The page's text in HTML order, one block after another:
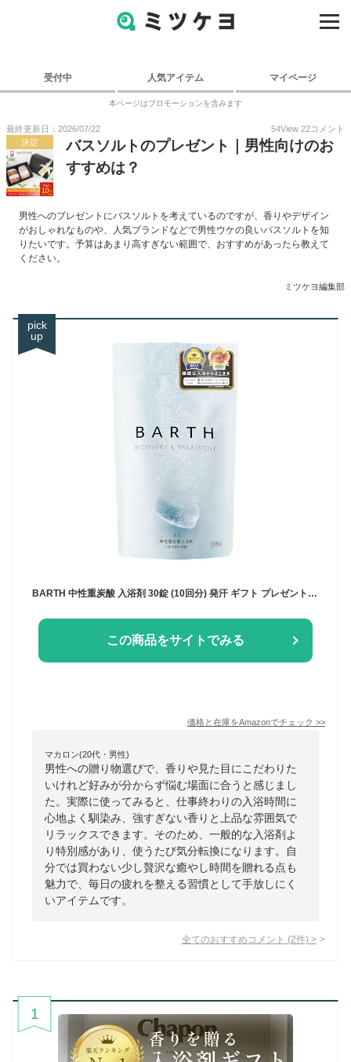
受付中 人気アイテム マイページ
本ページはプロモーションを含みます
最終更新日：2026/07/22 54View 22コメント
決定
バスソルトのプレゼント｜男性向けのお
すすめは？
男性へのプレゼントにバスソルトを考えているのですが、香りやデザイン
がおしゃれなものや、人気ブランドなどで男性ウケの良いバスソルトを知
りたいです。予算はあまり高すぎない範囲で、おすすめがあったら教えて
ください。
ミツケヨ編集部
pick
up
BARTH 中性重炭酸 入浴剤 30錠 (10回分) 発汗 ギフト プレゼント 医薬部外品
この商品をサイトでみる
価格と在庫をAmazonでチェック >>
マカロン(20代・男性)
男性への贈り物選びで、香りや見た目にこだわりた
いけれど好みが分からず悩む場面に合うと感じまし
た。実際に使ってみると、仕事終わりの入浴時間に
心地よく馴染み、強すぎない香りと上品な雰囲気で
リラックスできます。そのため、一般的な入浴剤よ
り特別感があり、使うたび気分転換になります。自
分では買わない少し贅沢な癒やし時間を贈れる点も
魅力で、毎日の疲れを整える習慣として手放しにく
いアイテムです。
全てのおすすめコメント (2件) >
1